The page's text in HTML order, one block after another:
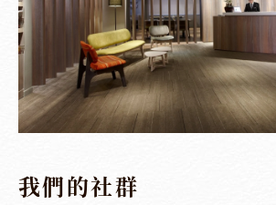
我們的社群